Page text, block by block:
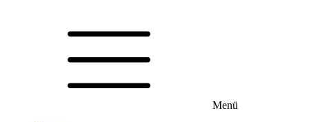
Menü